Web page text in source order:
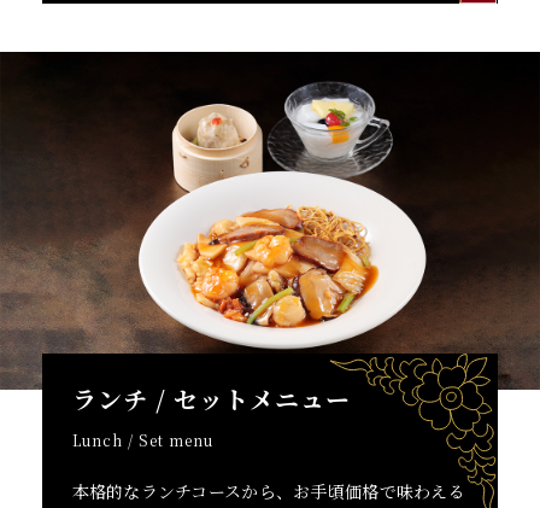
ランチ / セットメニュー
Lunch / Set menu
本格的なランチコースから、お手頃価格で味わえる